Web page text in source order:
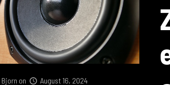
Bjorn on August 16, 2024